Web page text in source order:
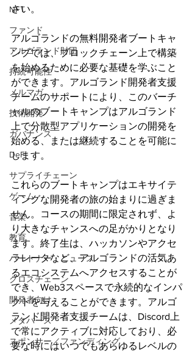
NFT
ファンド
アルゴランド財団
持続可能性
メルマガ
技術開発
ガバナンス
DeFi
サプライチェーン
ゲーム
音楽
教育
パートナー・ニュース
クロスチェーン
開発者向け
メタバース
スポンサー／ファンディング
さい。
アルゴランドの無料開発者ブートキャ
ンプでは、ブロックチェーン上で構築
を始めるために必要な基礎を学ぶこと
ができます。アルゴランド開発者支援
チームのサポートにより、このバーチ
ャルのブートキャンプはアルゴランド
上で分散型アプリケーションの開発を
始める、または継続することを可能に
します。
これらのブートキャンプはエキサイテ
ィングな開発者の旅の始まりに過ぎま
せん。コースの期間に限定されず、よ
り大きなチャンスへの足がかりとなり
ます。終了生は、ハッカソンやアクセ
ラレータなど、アルゴランドの活気あ
るエコシステムへアクセスすることが
でき、Web3スペースで永続的なインパ
クトを与えることができます。アルゴ
ランド開発者支援チームは、Discord上
で常にアクティブに対応しており、必
要な時にはいつでもあらゆるレベルの